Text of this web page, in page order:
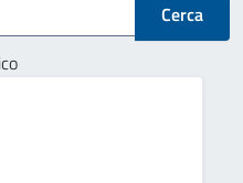
Cerca